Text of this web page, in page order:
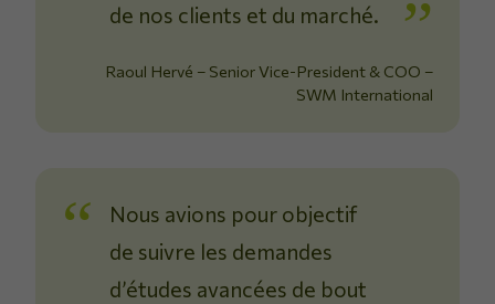
de nos clients et du marché.
Raoul Hervé – Senior Vice-President & COO –
SWM International
Nous avions pour objectif
de suivre les demandes
d’études avancées de bout